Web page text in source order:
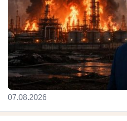
07.08.2026